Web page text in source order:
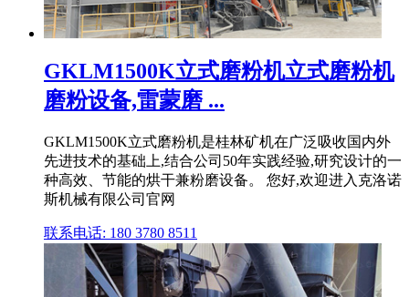
GKLM1500K立式磨粉机立式磨粉机
磨粉设备,雷蒙磨 ...
GKLM1500K立式磨粉机是桂林矿机在广泛吸收国内外
先进技术的基础上,结合公司50年实践经验,研究设计的一
种高效、节能的烘干兼粉磨设备。 您好,欢迎进入克洛诺
斯机械有限公司官网
联系电话: 180 3780 8511